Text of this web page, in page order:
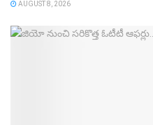
AUGUST 8, 2026